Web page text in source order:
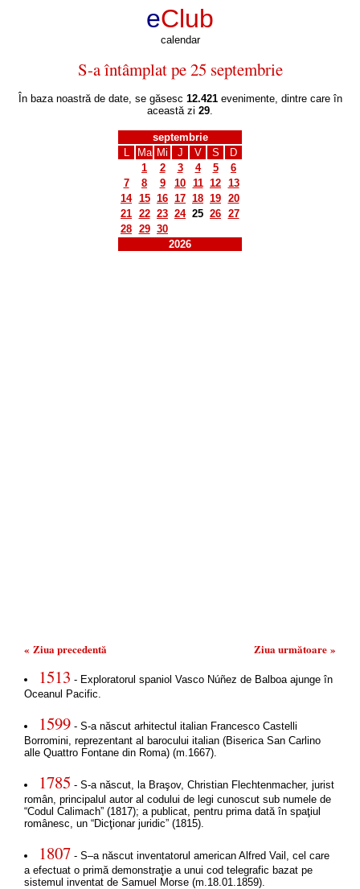
eClub
calendar
S-a întâmplat pe 25 septembrie
În baza noastră de date, se găsesc 12.421evenimente, dintre care în
această zi 29.
septembrie
L
Ma Mi J V S
D
1
2 3 4 5
6
7
8 9 10 11 12 13
14 15 16 17 18 19 20
21 22 23 24 25 26 27
28 29 30
2026
« Ziua precedentă Ziua următoare »
1513 - Exploratorul spaniol Vasco Núñez de Balboa ajunge în
Oceanul Pacific.
1599- S-a născut arhitectul italian Francesco Castelli
Borromini, reprezentant al barocului italian (Biserica San Carlino
alle Quattro Fontane din Roma) (m.1667).
1785 - S-a născut, la Braşov, Christian Flechtenmacher, jurist
român, principalul autor al codului de legi cunoscut sub numele de
“Codul Calimach” (1817); a publicat, pentru prima dată în spaţiul
românesc, un “Dicţionar juridic” (1815).
1807 - S–a născut inventatorul american Alfred Vail, cel care
a efectuat o primă demonstraţie a unui cod telegrafic bazat pe
sistemul inventat de Samuel Morse (m.18.01.1859).